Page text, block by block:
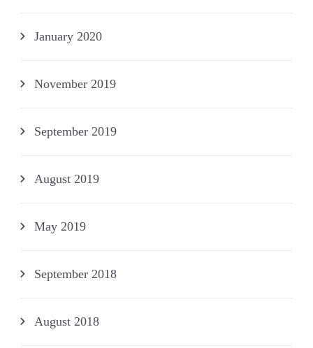
January 2020
November 2019
September 2019
August 2019
May 2019
September 2018
August 2018